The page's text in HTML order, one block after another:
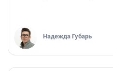
Надежда Губарь